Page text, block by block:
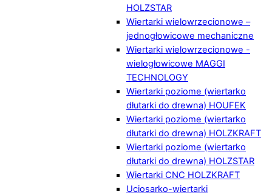
HOLZSTAR
Wiertarki wielowrzecionowe –
jednogłowicowe mechaniczne
Wiertarki wielowrzecionowe -
wielogłowicowe MAGGI
TECHNOLOGY
Wiertarki poziome (wiertarko
dłutarki do drewna) HOUFEK
Wiertarki poziome (wiertarko
dłutarki do drewna) HOLZKRAFT
Wiertarki poziome (wiertarko
dłutarki do drewna) HOLZSTAR
Wiertarki CNC HOLZKRAFT
Uciosarko-wiertarki